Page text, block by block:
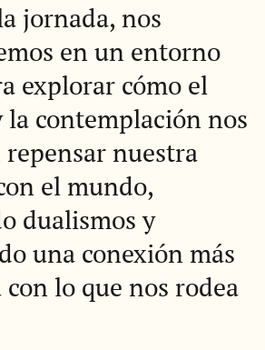
jornada, nos
en un entorno
explorar cómo el
la contemplación nos
nuestra
el mundo,
dualismos y
una conexión más
lo que nos rodea